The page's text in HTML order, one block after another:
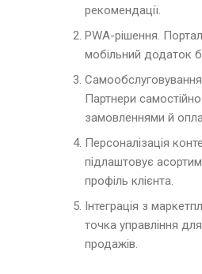
рекомендації.
PWA-рішення.
мобільний додаток
Самообслуговування
Партнери
замовленнями й
Персоналізація
підлаштовує
профіль клієнта.
Інтеграція з
точка управління для
продажів.